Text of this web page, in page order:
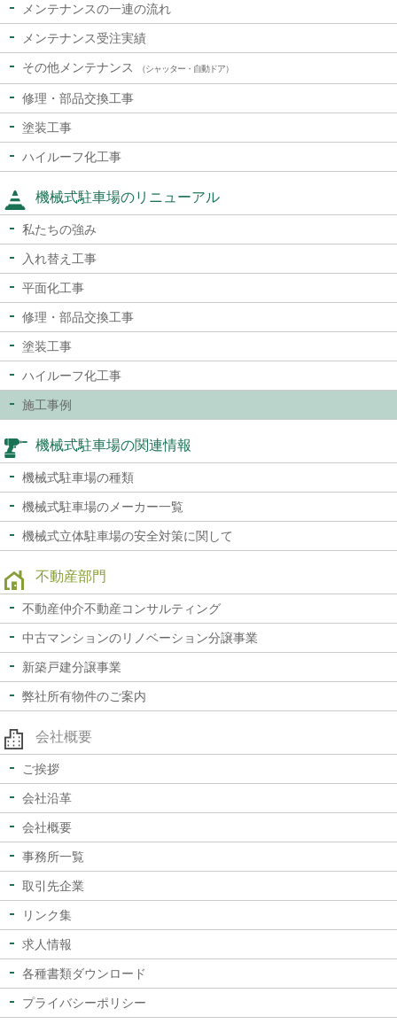
メンテナンスの一連の流れ
メンテナンス受注実績
その他メンテナンス （シャッター・自動ドア）
修理・部品交換工事
塗装工事
ハイルーフ化工事
機械式駐車場のリニューアル
私たちの強み
入れ替え工事
平面化工事
修理・部品交換工事
塗装工事
ハイルーフ化工事
施工事例
機械式駐車場の関連情報
機械式駐車場の種類
機械式駐車場のメーカー一覧
機械式立体駐車場の安全対策に関して
不動産部門
不動産仲介不動産コンサルティング
中古マンションのリノベーション分譲事業
新築戸建分譲事業
弊社所有物件のご案内
会社概要
ご挨拶
会社沿革
会社概要
事務所一覧
取引先企業
リンク集
求人情報
各種書類ダウンロード
プライバシーポリシー